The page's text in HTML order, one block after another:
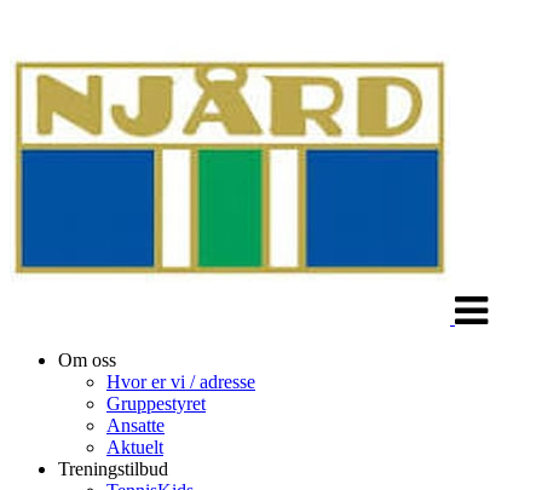
Om oss
Hvor er vi / adresse
Gruppestyret
Ansatte
Aktuelt
Treningstilbud